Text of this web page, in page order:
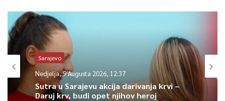
0
Sarajevo
Nedjelja, 9 Augusta 2026, 12:37
Sutra u Sarajevu akcija darivanja krvi –
Daruj krv, budi opet njihov heroj